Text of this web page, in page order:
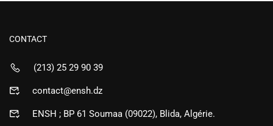
CONTACT
(213) 25 29 90 39
contact@ensh.dz
ENSH ; BP 61 Soumaa (09022), Blida, Algérie.